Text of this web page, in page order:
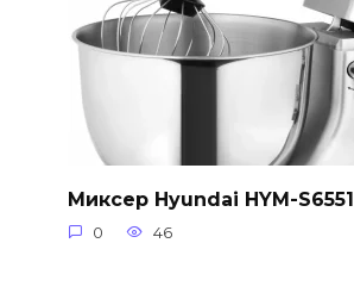
Миксер Hyundai HYM-S6551
0 46